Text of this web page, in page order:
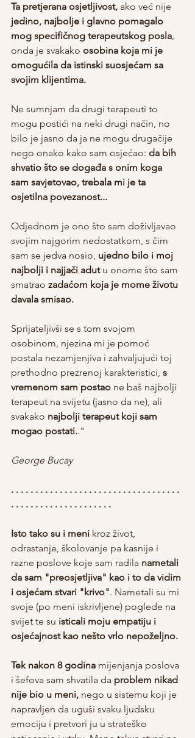
Ta pretjerana osjetljivost, ako već nije
jedino, najbolje i glavno pomagalo
mog specifičnog terapeutskog posla,
onda je svakako osobina koja mi je
omogućila da istinski suosjećam sa
svojim klijentima.
Ne sumnjam da drugi terapeuti to
mogu postići na neki drugi način, no
bilo je jasno da ja ne mogu drugačije
nego onako kako sam osjećao: da bih
shvatio što se događa s onim koga
sam savjetovao, trebala mi je ta
osjetilna povezanost...
Odjednom je ono što sam doživljavao
svojim najgorim nedostatkom, s čim
sam se jedva nosio, ujedno bilo i moj
najbolji i najjači adut u onome što sam
smatrao zadaćom koja je mome životu
davala smisao.
Sprijateljivši se s tom svojom
osobinom, njezina mi je pomoć
postala nezamjenjiva i zahvaljujući toj
prethodno prezrenoj karakteristici, s
vremenom sam postao ne baš najbolji
terapeut na svijetu (jasno da ne), ali
svakako najbolji terapeut koji sam
mogao postati.."
George Bucay
. . . . . . . . . . . . . . . . . . . . . . . . . . . . . . . . . . .
. . . . . . . . . . . . . . . . . . . . .
Isto tako su i meni kroz život,
odrastanje, školovanje pa kasnije i
razne poslove koje sam radila nametali
da sam "preosjetljiva" kao i to da vidim
i osjećam stvari "krivo". Nametali su mi
svoje (po meni iskrivljene) poglede na
svijet te su isticali moju empatiju i
osjećajnost kao nešto vrlo nepoželjno.
Tek nakon 8 godina mijenjanja poslova
i šefova sam shvatila da problem nikad
nije bio u meni, nego u sistemu koji je
napravljen da uguši svaku ljudsku
emociju i pretvori ju u strateško